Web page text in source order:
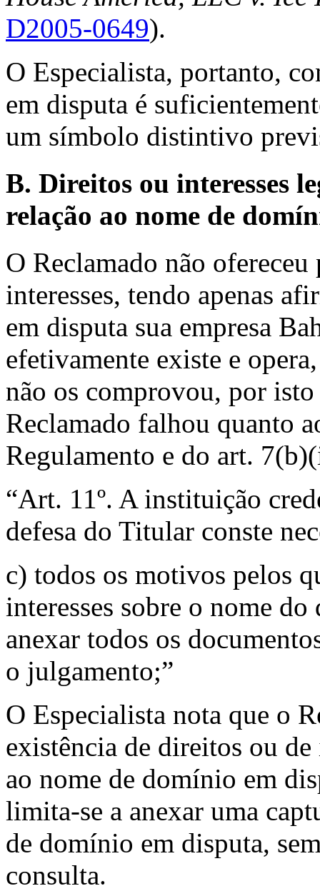
D2005-0649).
O Especialista, portanto,
em disputa é
um símbolo distintivo
B. Direitos ou interesses
relação ao nome de
O Reclamado não
interesses, tendo apenas
em disputa sua empresa
efetivamente existe e
não os comprovou, por
Reclamado falhou quanto
Regulamento e do art.
“Art. 11º. A instituição
defesa do Titular conste
c) todos os motivos pelos
interesses sobre o nome
anexar todos os
o julgamento;”
O Especialista nota que o
existência de direitos ou
ao nome de domínio em
limita-se a anexar uma
de domínio em disputa,
consulta.